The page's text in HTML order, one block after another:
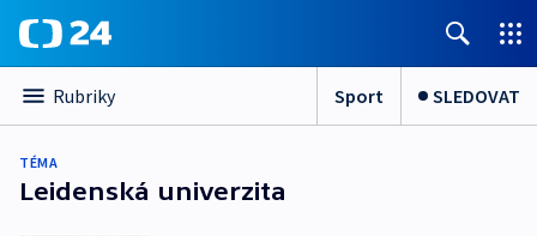
Rubriky Sport SLEDOVAT
TÉMA
Leidenská univerzita